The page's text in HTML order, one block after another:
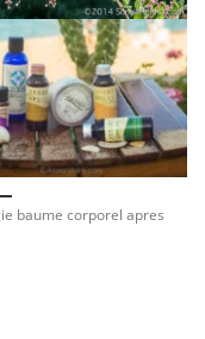
baume corporel apres